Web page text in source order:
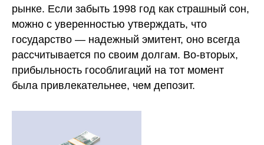
рынке. Если забыть 1998 год как страшный сон,
можно с уверенностью утверждать, что
государство — надежный эмитент, оно всегда
рассчитывается по своим долгам. Во-вторых,
прибыльность гособлигаций на тот момент
была привлекательнее, чем депозит.